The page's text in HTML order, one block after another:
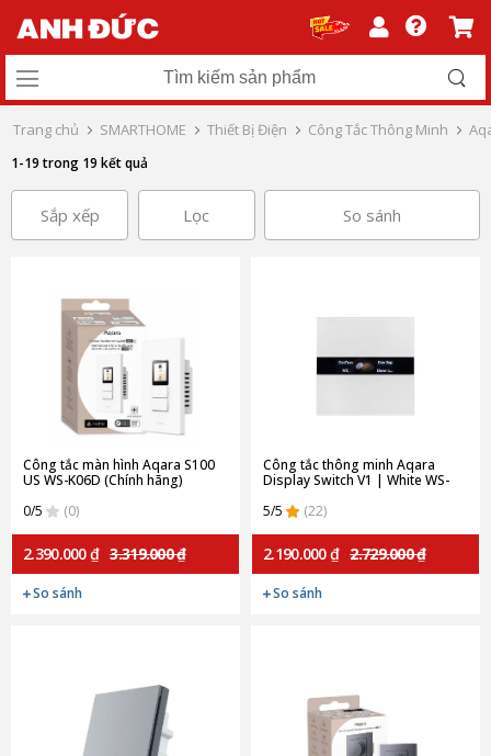
Trang chủ SMARTHOME Thiết Bị Điện Công Tắc Thông Minh
1-19 trong 19 kết quả
Sắp xếp Lọc So sánh
Công tắc màn hình Aqara S100
US WS-K06D (Chính hãng)
0/5
(0)
2.390.000 ₫ 3.319.000 ₫
So sánh
Công tắc thông minh Aqara
Display Switch V1 | White WS-
5/5
(22)
2.190.000 ₫ 2.729.000 ₫
So sánh